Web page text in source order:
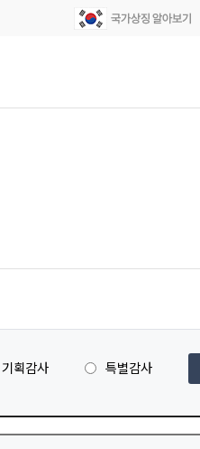
기획감사 특별감사